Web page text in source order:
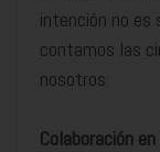
intención no es
contamos las
nosotros:
Colaboración